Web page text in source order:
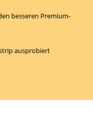
besseren Premium-
ausprobiert